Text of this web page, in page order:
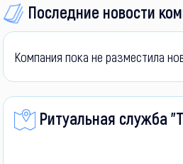
Последние новости
Компания пока не разместила
Ритуальная служба